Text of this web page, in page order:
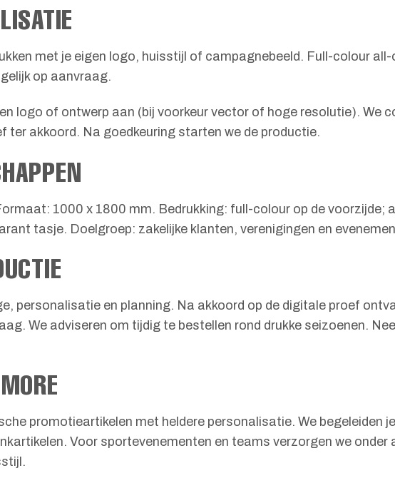
met je eigen logo, huisstijl of campagnebeeld. Full-colour
op aanvraag.
logo of ontwerp aan (bij voorkeur vector of hoge resolutie). We
ter akkoord. Na goedkeuring starten we de productie.
1000 x 1800 mm. Bedrukking: full-colour op de voorzijde;
tasje. Doelgroep: zakelijke klanten, verenigingen en
personalisatie en planning. Na akkoord op de digitale proef
We adviseren om tijdig te bestellen rond drukke seizoenen.
promotieartikelen met heldere personalisatie. We
Voor sportevenementen en teams verzorgen we onder